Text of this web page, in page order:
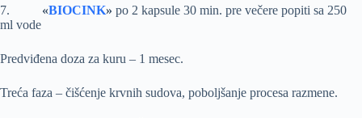
7. «BIOCINK» po 2 kapsule 30 min. pre večere popiti sa 250
ml vode
Predviđena doza za kuru – 1 mesec.
Treća faza – čišćenje krvnih sudova, poboljšanje procesa razmene.